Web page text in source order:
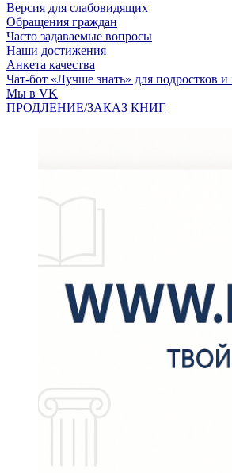
Версия для слабовидящих
Обращения граждан
Часто задаваемые вопросы
Наши достижения
Анкета качества
Чат-бот «Лучше знать» для подростков
Мы в VK
ПРОДЛЕНИЕ/ЗАКАЗ КНИГ